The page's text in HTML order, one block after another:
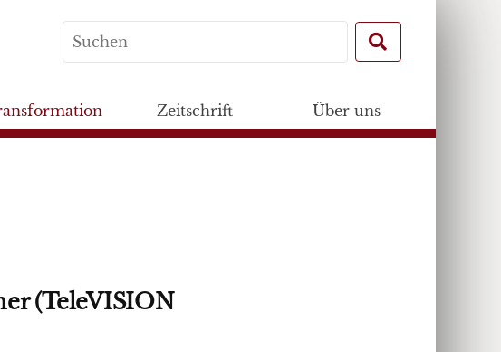
Zeitschrift Über uns
(TeleVISION